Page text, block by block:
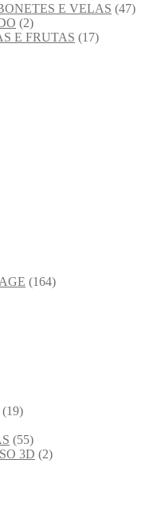
E VELAS (47)
(2)
E FRUTAS (17)
(164)
(19)
(55)
3D (2)